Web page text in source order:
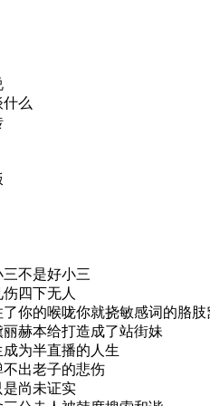
么
不是好小三
四下无人
你的喉咙你就挠敏感词的胳肢
赫本给打造成了站街妹
为半直播的人生
出老子的悲伤
尚未证实